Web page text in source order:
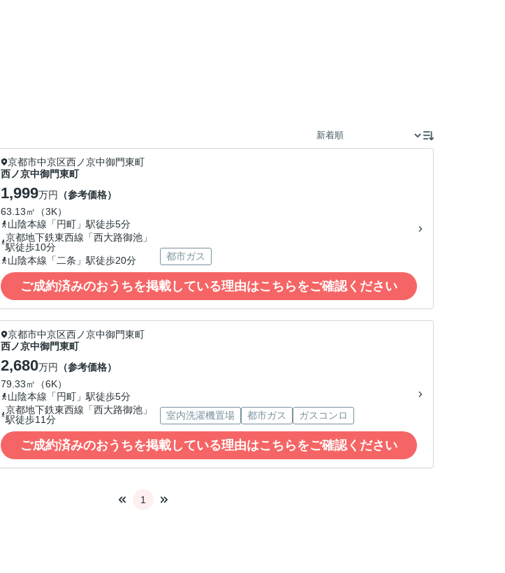
京都市中京区西ノ京中御門東町
西ノ京中御門東町
1,999万円
（参考価格）
63.13㎡（3K）
山陰本線「円町」駅徒歩5分
京都地下鉄東西線「西大路御池」
駅徒歩10分
山陰本線「二条」駅徒歩20分
都市ガス
ご成約済みのおうちを掲載している理由はこちらをご確認ください
京都市中京区西ノ京中御門東町
西ノ京中御門東町
2,680万円
（参考価格）
79.33㎡（6K）
山陰本線「円町」駅徒歩5分
京都地下鉄東西線「西大路御池」
駅徒歩11分
室内洗濯機置場 都市ガス ガスコンロ
ご成約済みのおうちを掲載している理由はこちらをご確認ください
1